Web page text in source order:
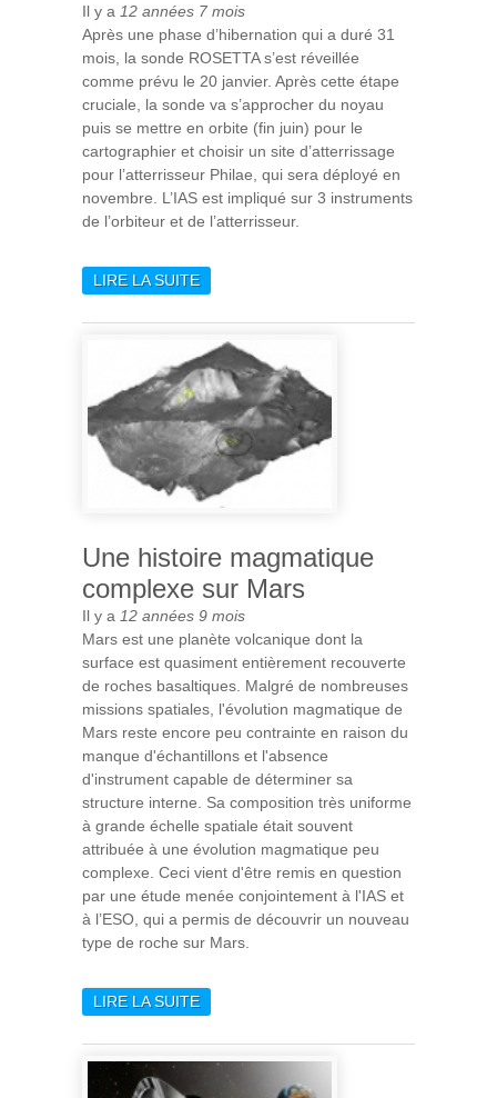
Il y a 12 années 7 mois
Après une phase d’hibernation qui a duré 31
mois, la sonde ROSETTA s’est réveillée
comme prévu le 20 janvier. Après cette étape
cruciale, la sonde va s’approcher du noyau
puis se mettre en orbite (fin juin) pour le
cartographier et choisir un site d’atterrissage
pour l’atterrisseur Philae, qui sera déployé en
novembre. L’IAS est impliqué sur 3 instruments
de l’orbiteur et de l’atterrisseur.
LIRE LA SUITEDE ROSETTA : RÉVEIL
D’HIBERNATION
Une histoire magmatique
complexe sur Mars
Il y a 12 années 9 mois
Mars est une planète volcanique dont la
surface est quasiment entièrement recouverte
de roches basaltiques. Malgré de nombreuses
missions spatiales, l'évolution magmatique de
Mars reste encore peu contrainte en raison du
manque d'échantillons et l'absence
d'instrument capable de déterminer sa
structure interne. Sa composition très uniforme
à grande échelle spatiale était souvent
attribuée à une évolution magmatique peu
complexe. Ceci vient d'être remis en question
par une étude menée conjointement à l'IAS et
à l’ESO, qui a permis de découvrir un nouveau
type de roche sur Mars.
LIRE LA SUITEDE UNE HISTOIRE
SUR MARS